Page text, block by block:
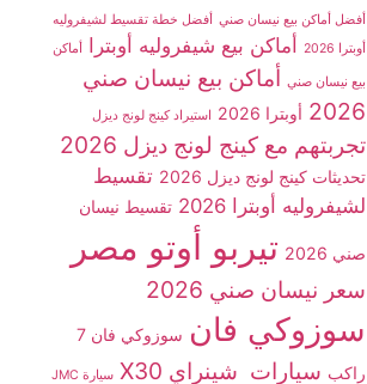
أفضل أماكن بيع نيسان صني أفضل خطة تقسيط لشيفروليه
أوبترا 2026
أماكن بيع شيفروليه أوبترا أماكن
بيع نيسان صني أماكن بيع نيسان صني
2026 أوبترا 2026 استيراد كينج لونج ديزل
تجربتهم مع كينج لونج ديزل 2026
تحديثات كينج لونج ديزل 2026
تقسيط
لشيفروليه أوبترا 2026
تقسيط نيسان
صني 2026 تيربو أوتو مصر
سعر نيسان صني 2026
سوزوكي فان
سوزوكي فان 7
راكب سيارات شينراي X30 سيارة JMC